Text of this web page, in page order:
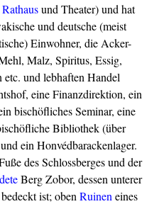
Rathausund Theater) und hat
und deutsche (meist
Einwohner, die Acker-
Malz, Spiritus, Essig,
und lebhaften Handel
eine Finanzdirektion, ein
bischöfliches Seminar, eine
Bibliothek (über
ein Honvédbarackenlager.
des Schlossberges und der
Berg Zobor, dessen unterer
ist; oben Ruinen eines